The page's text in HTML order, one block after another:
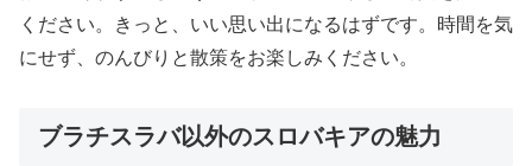
ください。きっと、いい思い出になるはずです。時間を気
にせず、のんびりと散策をお楽しみください。
ブラチスラバ以外のスロバキアの魅力